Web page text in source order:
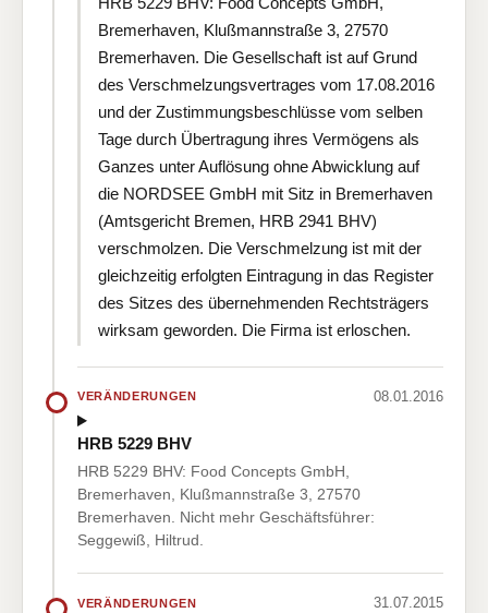
Bremerhaven, Klußmannstraße 3, 27570
Bremerhaven. Die Gesellschaft ist auf Grund
des Verschmelzungsvertrages vom 17.08.2016
und der Zustimmungsbeschlüsse vom selben
Tage durch Übertragung ihres Vermögens als
Ganzes unter Auflösung ohne Abwicklung auf
die NORDSEE GmbH mit Sitz in Bremerhaven
(Amtsgericht Bremen, HRB 2941 BHV)
verschmolzen. Die Verschmelzung ist mit der
gleichzeitig erfolgten Eintragung in das Register
des Sitzes des übernehmenden Rechtsträgers
wirksam geworden. Die Firma ist erloschen.
VERÄNDERUNGEN 08.01.2016
HRB 5229 BHV
HRB 5229 BHV: Food Concepts GmbH,
Bremerhaven, Klußmannstraße 3, 27570
Bremerhaven. Nicht mehr Geschäftsführer:
Seggewiß, Hiltrud.
VERÄNDERUNGEN 31.07.2015